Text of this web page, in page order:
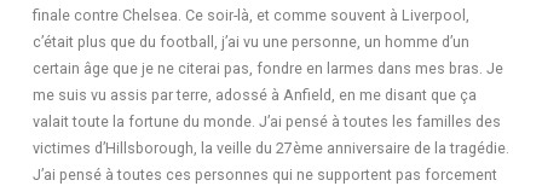
finale contre Chelsea. Ce soir-là, et comme souvent à Liverpool,
c’était plus que du football, j’ai vu une personne, un homme d’un
certain âge que je ne citerai pas, fondre en larmes dans mes bras. Je
me suis vu assis par terre, adossé à Anfield, en me disant que ça
valait toute la fortune du monde. J’ai pensé à toutes les familles des
victimes d’Hillsborough, la veille du 27ème anniversaire de la tragédie.
J’ai pensé à toutes ces personnes qui ne supportent pas forcement